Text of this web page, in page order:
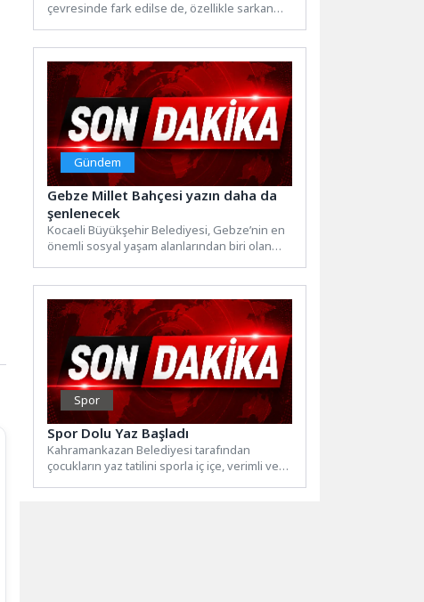
çevresinde fark edilse de, özellikle sarkan
Gündem
Gebze Millet Bahçesi yazın daha da
şenlenecek
Kocaeli Büyükşehir Belediyesi, Gebze’nin en
önemli sosyal yaşam alanlarından biri olan
Spor
Spor Dolu Yaz Başladı
Kahramankazan Belediyesi tarafından
çocukların yaz tatilini sporla iç içe, verimli ve